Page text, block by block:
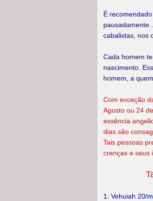
É
cabalistas, nos
Cada homem
nascimento.
homem, a
Com exceção
Agosto ou 24
essência
dias são
Tais pessoas
crenças e seus
1. Vehuiah 20/